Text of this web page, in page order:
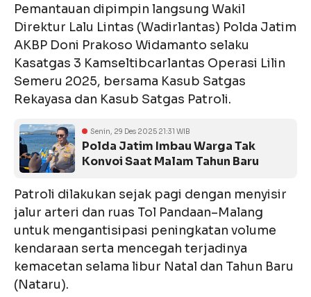
Pemantauan dipimpin langsung Wakil
Direktur Lalu Lintas (Wadirlantas) Polda Jatim
AKBP Doni Prakoso Widamanto selaku
Kasatgas 3 Kamseltibcarlantas Operasi Lilin
Semeru 2025, bersama Kasub Satgas
Rekayasa dan Kasub Satgas Patroli.
Senin, 29 Des 2025 21:31 WIB
Polda Jatim Imbau Warga Tak
Konvoi Saat Malam Tahun Baru
Patroli dilakukan sejak pagi dengan menyisir
jalur arteri dan ruas Tol Pandaan–Malang
untuk mengantisipasi peningkatan volume
kendaraan serta mencegah terjadinya
kemacetan selama libur Natal dan Tahun Baru
(Nataru).